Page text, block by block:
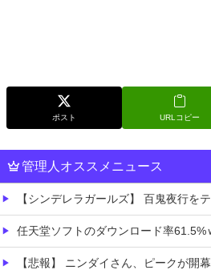
ポスト URLコピー
管理人オススメニュース
【シンデレラガールズ】 百鬼夜行をテーマとした
任天堂ソフトのダウンロード率61.5%
【悲報】 ニンダイさん、ピークが開幕大谷翔平のが